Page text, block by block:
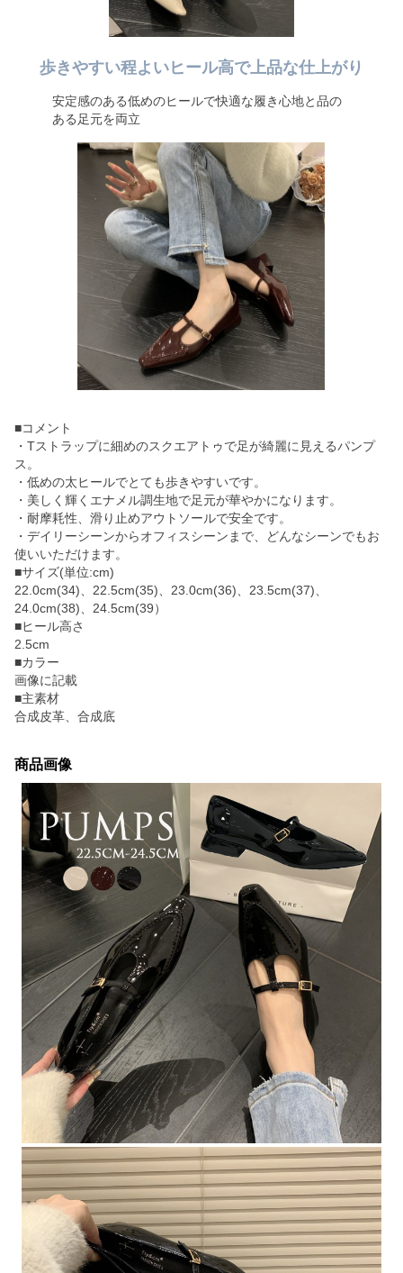
歩きやすい程よいヒール高で上品な仕上がり
安定感のある低めのヒールで快適な履き心地と品の
ある足元を両立
■コメント
・Tストラップに細めのスクエアトゥで足が綺麗に見えるパンプ
ス。
・低めの太ヒールでとても歩きやすいです。
・美しく輝くエナメル調生地で足元が華やかになります。
・耐摩耗性、滑り止めアウトソールで安全です。
・デイリーシーンからオフィスシーンまで、どんなシーンでもお
使いいただけます。
■サイズ(単位:cm)
22.0cm(34)、22.5cm(35)、23.0cm(36)、23.5cm(37)、
24.0cm(38)、24.5cm(39）
■ヒール高さ
2.5cm
■カラー
画像に記載
■主素材
合成皮革、合成底
商品画像